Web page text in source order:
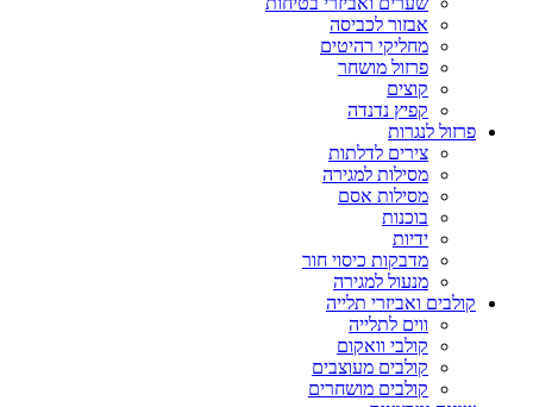
אבזור לכביסה
מחליקי רהיטים
פרזול מושחר
קוצים
קפיץ נדנדה
פרזול לנגרות
צירים לדלתות
מסילות למגירה
מסילות אסם
בוכנות
ידיות
מדבקות כיסוי חור
מנעול למגירה
קולבים ואביזרי תלייה
ווים לתלייה
קולבי וואקום
קולבים מעוצבים
קולבים מושחרים